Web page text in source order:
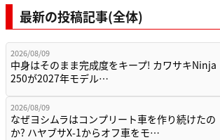
最新の投稿記事(全体)
2026/08/09
中身はそのまま完成度をキープ! カワサキNinja
250が2027年モデル…
2026/08/09
なぜヨシムラはコンプリート車を作り続けたの
か? ハヤブサX-1からオフ車をモ…